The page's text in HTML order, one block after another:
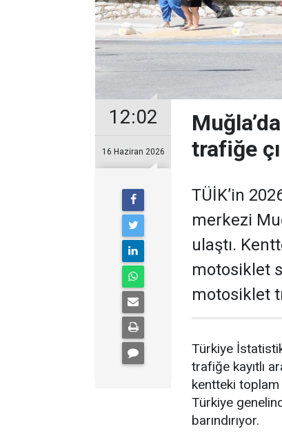
12:02
16 Haziran 2026
trafiğe
TÜİK’in
merkezi
ulaştı.
motosiklet
motosiklet
Türkiye
trafiğe kayıtlı
kentteki toplam
Türkiye
barındırıyor.